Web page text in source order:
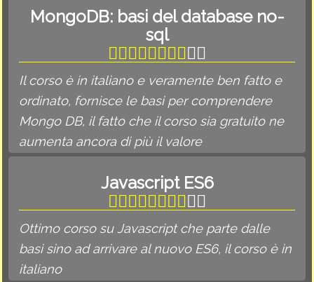
MongoDB: basi del database no-
sql
Il corso è in italiano e veramente ben fatto e
ordinato, fornisce le basi per comprendere
Mongo DB, il fatto che il corso sia gratuito ne
aumenta ancora di più il valore
Javascript ES6
Ottimo corso su Javascript che parte dalle
basi sino ad arrivare al nuovo ES6, il corso è in
italiano